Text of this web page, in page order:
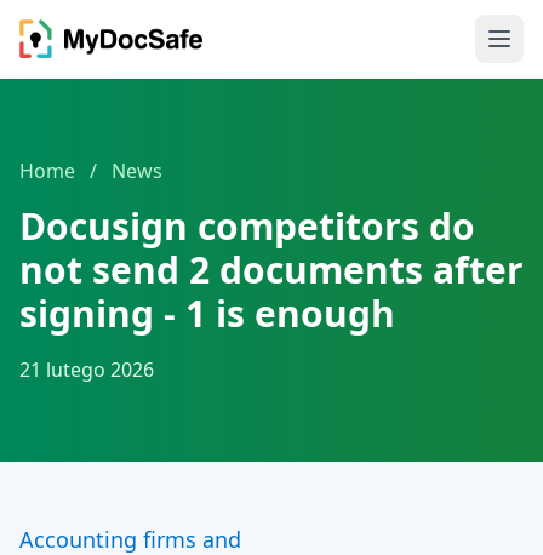
Home / News
Docusign competitors do
not send 2 documents after
signing - 1 is enough
21 lutego 2026
Accounting firms and